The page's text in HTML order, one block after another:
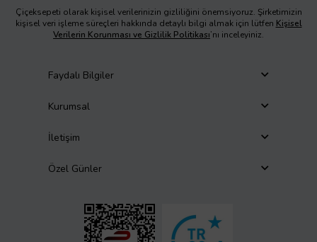
Çiçeksepeti olarak kişisel verilerinizin gizliliğini önemsiyoruz. Şirketimizin
kişisel veri işleme süreçleri hakkında detaylı bilgi almak için lütfen Kişisel
Verilerin Korunması ve Gizlilik Politikası’nı inceleyiniz.
Faydalı Bilgiler
Kurumsal
İletişim
Özel Günler